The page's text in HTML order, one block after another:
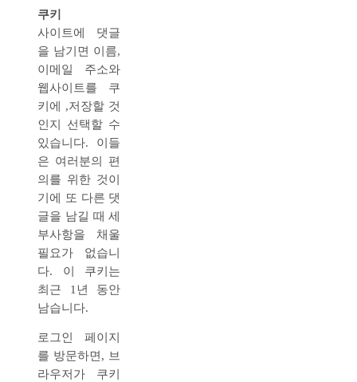
쿠키
사이트에 댓글
을 남기면 이름,
이메일 주소와
웹사이트를 쿠
키에 ,저장할 것
인지 선택할 수
있습니다. 이들
은 여러분의 편
의를 위한 것이
기에 또 다른 댓
글을 남길 때 세
부사항을 채울
필요가 없습니
다. 이 쿠키는
최근 1년 동안
남습니다.
로그인 페이지
를 방문하면, 브
라우저가 쿠키